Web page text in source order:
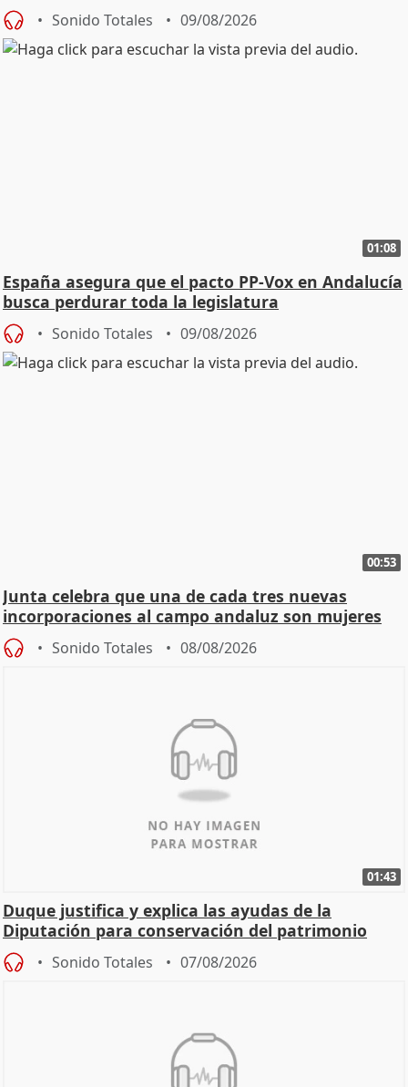
Sonido Totales 09/08/2026
01:08
España asegura que el pacto PP-Vox en Andalucía
busca perdurar toda la legislatura
Sonido Totales 09/08/2026
00:53
Junta celebra que una de cada tres nuevas
incorporaciones al campo andaluz son mujeres
jóvenes
Sonido Totales 08/08/2026
01:43
Duque justifica y explica las ayudas de la
Diputación para conservación del patrimonio
Sonido Totales 07/08/2026